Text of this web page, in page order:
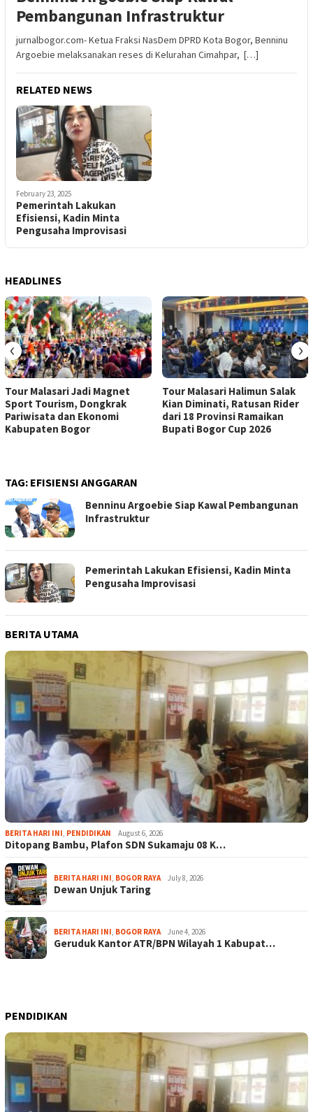
Pembangunan Infrastruktur
jurnalbogor.com- Ketua Fraksi NasDem DPRD Kota Bogor, Benninu
Argoebie melaksanakan reses di Kelurahan Cimahpar, […]
RELATED NEWS
February 23, 2025
Pemerintah Lakukan
Efisiensi, Kadin Minta
Pengusaha Improvisasi
HEADLINES
Tour Malasari Jadi Magnet
Sport Tourism, Dongkrak
Pariwisata dan Ekonomi
Kabupaten Bogor
Tour Malasari Halimun Salak
Kian Diminati, Ratusan Rider
dari 18 Provinsi Ramaikan
Bupati Bogor Cup 2026
‹ ›
TAG: EFISIENSI ANGGARAN
Benninu Argoebie Siap Kawal Pembangunan
Infrastruktur
Pemerintah Lakukan Efisiensi, Kadin Minta
Pengusaha Improvisasi
BERITA UTAMA
BERITA HARI INI, PENDIDIKAN August 6, 2026
Ditopang Bambu, Plafon SDN Sukamaju 08 K…
BERITA HARI INI, BOGOR RAYA July 8, 2026
Dewan Unjuk Taring
BERITA HARI INI, BOGOR RAYA June 4, 2026
Geruduk Kantor ATR/BPN Wilayah 1 Kabupat…
PENDIDIKAN